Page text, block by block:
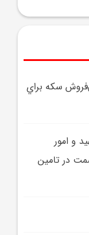
سکه براي
و امور
در تامين